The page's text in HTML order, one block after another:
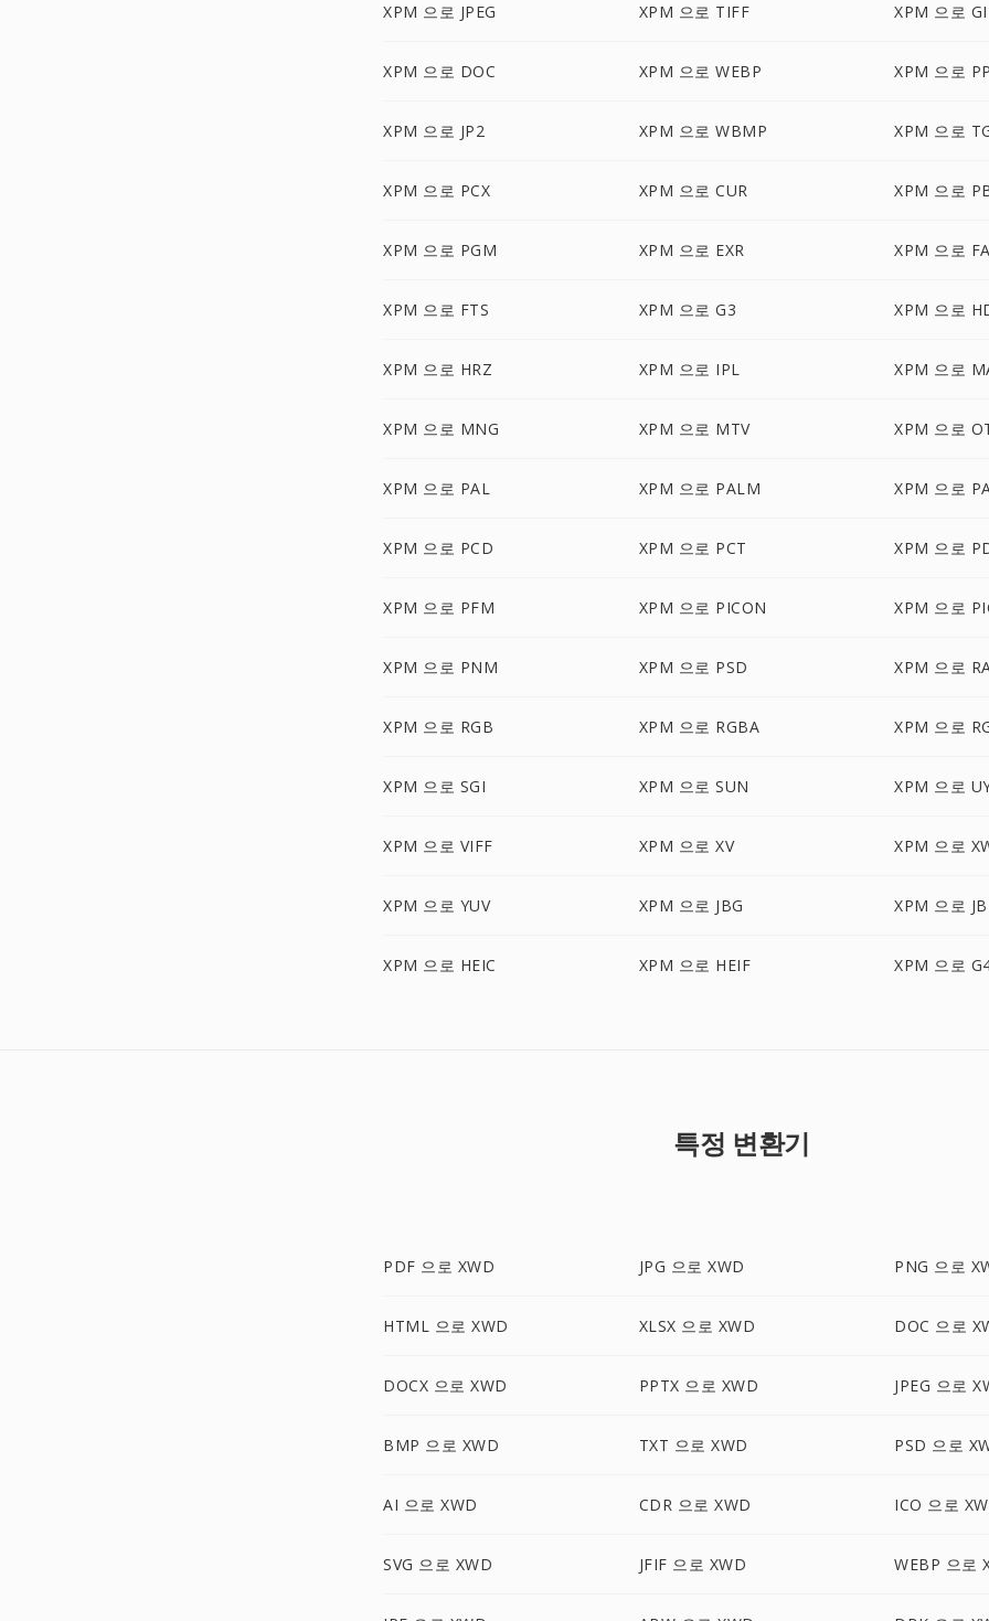
XPM 으로 JPEG XPM 으로 TIFF XPM 으로
XPM 으로 DOC XPM 으로 WEBP XPM 으로
XPM 으로 JP2 XPM 으로 WBMP XPM 으로
XPM 으로 PCX XPM 으로 CUR XPM 으로
XPM 으로 PGM XPM 으로 EXR XPM 으로
XPM 으로 FTS XPM 으로 G3 XPM 으로
XPM 으로 HRZ XPM 으로 IPL XPM 으로
XPM 으로 MNG XPM 으로 MTV XPM 으로
XPM 으로 PAL XPM 으로 PALM XPM 으로
XPM 으로 PCD XPM 으로 PCT XPM 으로
XPM 으로 PFM XPM 으로 PICON XPM 으로
XPM 으로 PNM XPM 으로 PSD XPM 으로
XPM 으로 RGB XPM 으로 RGBA XPM 으로
XPM 으로 SGI XPM 으로 SUN XPM 으로
XPM 으로 VIFF XPM 으로 XV XPM 으로
XPM 으로 YUV XPM 으로 JBG XPM 으로
XPM 으로 HEIC XPM 으로 HEIF XPM 으로
특정 변환기
PDF 으로 XWD JPG 으로 XWD PNG 으로
HTML 으로 XWD XLSX 으로 XWD DOC 으로
DOCX 으로 XWD PPTX 으로 XWD JPEG 으로
BMP 으로 XWD TXT 으로 XWD PSD 으로
AI 으로 XWD CDR 으로 XWD ICO 으로
SVG 으로 XWD JFIF 으로 XWD WEBP 으로